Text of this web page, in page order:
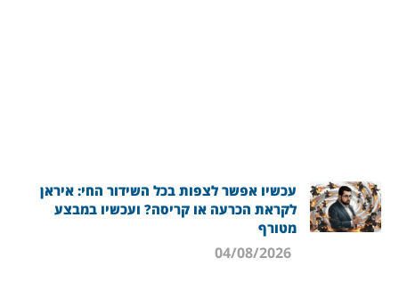
עכשיו אפשר לצפות בכל השידור החי: איראן
לקראת הכרעה או קריסה? ועכשיו במבצע
מטורף